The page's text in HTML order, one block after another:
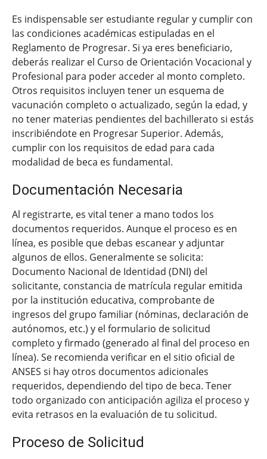
Es indispensable ser estudiante regular y cumplir con
las condiciones académicas estipuladas en el
Reglamento de Progresar. Si ya eres beneficiario,
deberás realizar el Curso de Orientación Vocacional y
Profesional para poder acceder al monto completo.
Otros requisitos incluyen tener un esquema de
vacunación completo o actualizado, según la edad, y
no tener materias pendientes del bachillerato si estás
inscribiéndote en Progresar Superior. Además,
cumplir con los requisitos de edad para cada
modalidad de beca es fundamental.
Documentación Necesaria
Al registrarte, es vital tener a mano todos los
documentos requeridos. Aunque el proceso es en
línea, es posible que debas escanear y adjuntar
algunos de ellos. Generalmente se solicita:
Documento Nacional de Identidad (DNI) del
solicitante, constancia de matrícula regular emitida
por la institución educativa, comprobante de
ingresos del grupo familiar (nóminas, declaración de
autónomos, etc.) y el formulario de solicitud
completo y firmado (generado al final del proceso en
línea). Se recomienda verificar en el sitio oficial de
ANSES si hay otros documentos adicionales
requeridos, dependiendo del tipo de beca. Tener
todo organizado con anticipación agiliza el proceso y
evita retrasos en la evaluación de tu solicitud.
Proceso de Solicitud